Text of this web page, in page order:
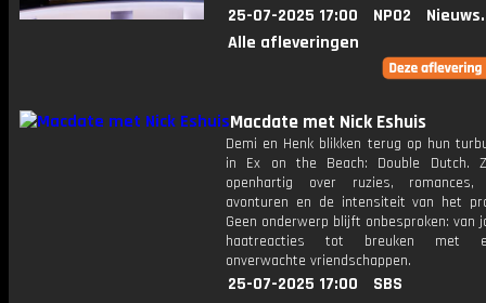
25-07-2025 17:00 NPO2
Alle afleveringen
Macdate met Nick Eshuis
Demi en Henk blikken terug op hun
in Ex on the Beach: Double Dutch.
openhartig over ruzies, romances,
avonturen en de intensiteit van het
Geen onderwerp blijft onbesproken: van
haatreacties tot breuken met
onverwachte vriendschappen.
25-07-2025 17:00
SBS